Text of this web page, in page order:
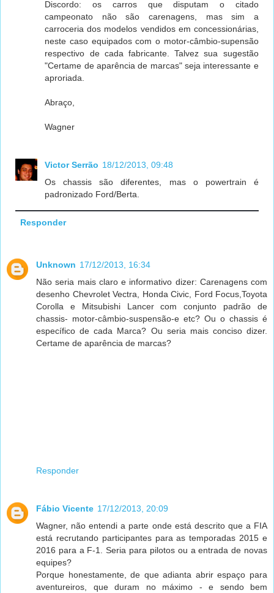
Discordo: os carros que disputam o citado
campeonato não são carenagens, mas sim a
carroceria dos modelos vendidos em concessionárias,
neste caso equipados com o motor-câmbio-supensão
respectivo de cada fabricante. Talvez sua sugestão
"Certame de aparência de marcas" seja interessante e
aproriada.
Abraço,
Wagner
Victor Serrão 18/12/2013, 09:48
Os chassis são diferentes, mas o powertrain é
padronizado Ford/Berta.
Responder
Unknown 17/12/2013, 16:34
Não seria mais claro e informativo dizer: Carenagens com
desenho Chevrolet Vectra, Honda Civic, Ford Focus,Toyota
Corolla e Mitsubishi Lancer com conjunto padrão de
chassis- motor-câmbio-suspensão-e etc? Ou o chassis é
específico de cada Marca? Ou seria mais conciso dizer.
Certame de aparência de marcas?
Responder
Fábio Vicente 17/12/2013, 20:09
Wagner, não entendi a parte onde está descrito que a FIA
está recrutando participantes para as temporadas 2015 e
2016 para a F-1. Seria para pilotos ou a entrada de novas
equipes?
Porque honestamente, de que adianta abrir espaço para
aventureiros, que duram no máximo - e sendo bem